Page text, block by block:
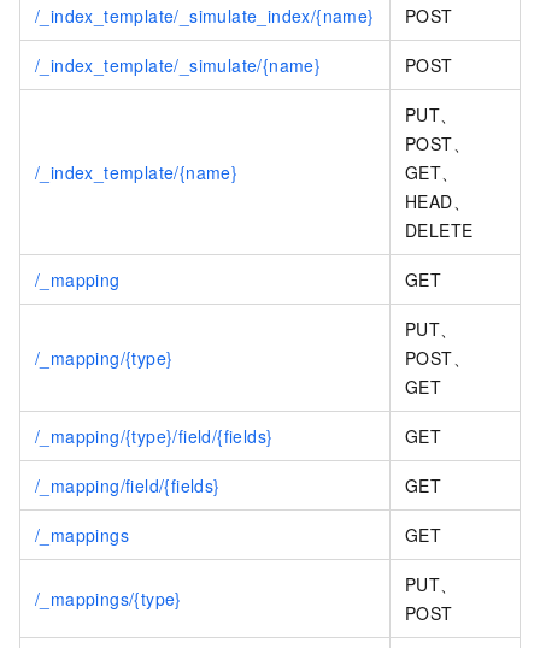
/_index_template/_simulate_index/{name} POST
/_index_template/_simulate/{name} POST
/_index_template/{name}
PUT、
POST、
GET、
HEAD、
DELETE
/_mapping GET
/_mapping/{type}
PUT、
POST、
GET
/_mapping/{type}/field/{fields} GET
/_mapping/field/{fields} GET
/_mappings GET
/_mappings/{type}
PUT、
POST